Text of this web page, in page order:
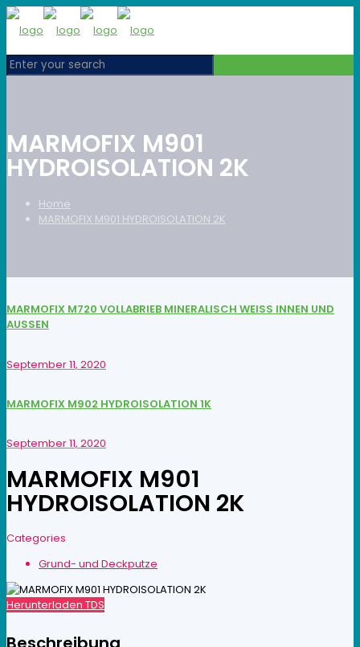
MARMOFIX M901
HYDROISOLATION 2K
Home
MARMOFIX M901 HYDROISOLATION 2K
MARMOFIX M720 VOLLABRIEB MINERALISCH WEISS INNEN UND
AUSSEN
September 11, 2020
MARMOFIX M902 HYDROISOLATION 1K
September 11, 2020
MARMOFIX M901
HYDROISOLATION 2K
Categories
Grund- und Deckputze
Herunterladen TDS